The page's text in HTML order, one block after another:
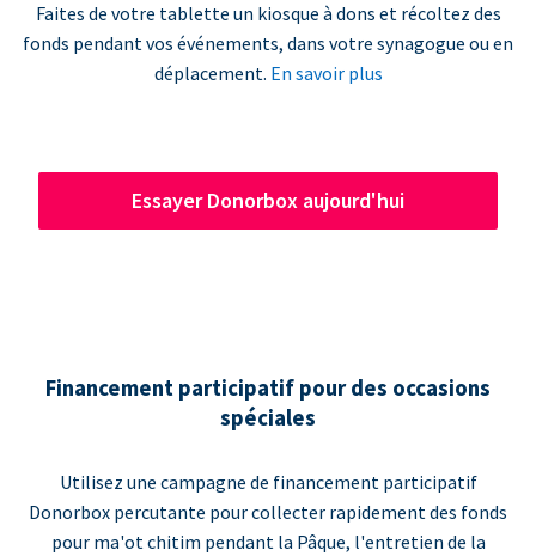
Faites de votre tablette un kiosque à dons et récoltez des
fonds pendant vos événements, dans votre synagogue ou en
déplacement. En savoir plus
Essayer Donorbox aujourd'hui
Financement participatif pour des occasions
spéciales
Utilisez une campagne de financement participatif
Donorbox percutante pour collecter rapidement des fonds
pour ma'ot chitim pendant la Pâque, l'entretien de la